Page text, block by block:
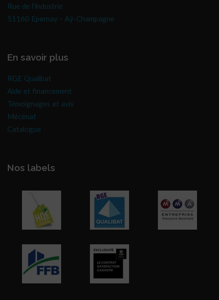
Rue de l'Industrie
51160 Epernay - Aÿ-Champagne
En savoir plus
RGE Qualibat
Aide et financement
Témoignages et avis
Mécénat
Catalogue
Nos labels